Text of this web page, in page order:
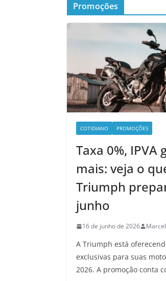
Promoções
COTIDIANO PROMOÇÕES
Taxa 0%, IPVA
mais: veja o
Triumph
junho
16 de junho de 2026
A Triumph está
exclusivas para suas
2026. A promoção conta